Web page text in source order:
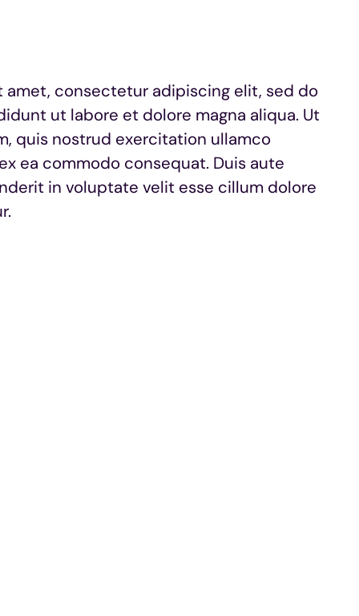
amet, consectetur adipiscing elit, sed do
ut labore et dolore magna aliqua. Ut
quis nostrud exercitation ullamco
ea commodo consequat. Duis aute
in voluptate velit esse cillum dolore